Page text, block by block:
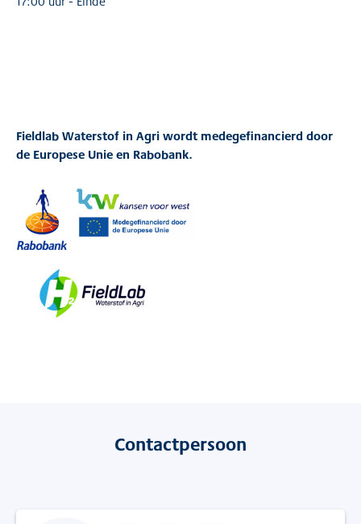
Fieldlab Waterstof in Agri wordt medegefinancierd door
de Europese Unie en Rabobank.
Contactpersoon